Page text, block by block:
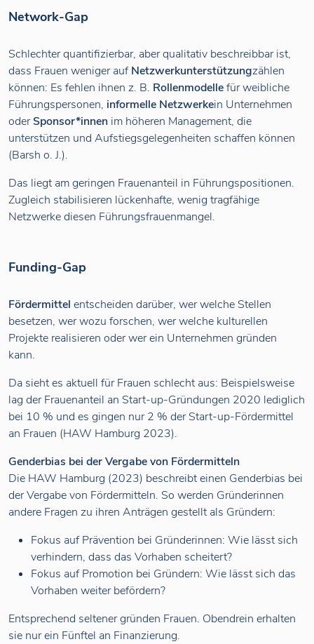
Network-Gap
Schlechter quantifizierbar, aber qualitativ beschreibbar ist,
dass Frauen weniger aufNetzwerkunterstützungzählen
können: Es fehlen ihnen z. B. Rollenmodellefür weibliche
Führungspersonen, informelle Netzwerkein Unternehmen
oderSponsor*innen im höheren Management, die
unterstützen und Aufstiegsgelegenheiten schaffen können
(Barsh o. J.).
Das liegt am geringen Frauenanteil in Führungspositionen.
Zugleich stabilisieren lückenhafte, wenig tragfähige
Netzwerke diesen Führungsfrauenmangel.
Funding-Gap
Fördermittel entscheiden darüber, wer welche Stellen
besetzen, wer wozu forschen, wer welche kulturellen
Projekte realisieren oder wer ein Unternehmen gründen
kann.
Da sieht es aktuell für Frauen schlecht aus: Beispielsweise
lag der Frauenanteil an Start-up-Gründungen 2020 lediglich
bei 10 % und es gingen nur 2 % der Start-up-Fördermittel
an Frauen (HAW Hamburg 2023).
Genderbias bei der Vergabe von Fördermitteln
Die HAW Hamburg (2023) beschreibt einen Genderbias bei
der Vergabe von Fördermitteln. So werden Gründerinnen
andere Fragen zu ihren Anträgen gestellt als Gründern:
Fokus auf Prävention bei Gründerinnen: Wie lässt sich
verhindern, dass das Vorhaben scheitert?
Fokus auf Promotion bei Gründern: Wie lässt sich das
Vorhaben weiter befördern?
Entsprechend seltener gründen Frauen. Obendrein erhalten
sie nur ein Fünftel an Finanzierung.